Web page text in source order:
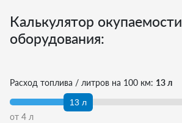
Калькулятор окупаемости
оборудования:
Расход топлива / литров на 100 км: 13 л
13 л
от 4 л